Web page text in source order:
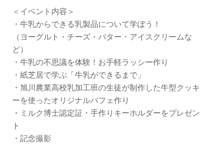
＜イベント内容＞
・牛乳からできる乳製品について学ぼう！
（ヨーグルト・チーズ・バター・アイスクリームな
ど）
・牛乳の不思議を体験！お手軽ラッシー作り
・紙芝居で学ぶ「牛乳ができるまで」
・旭川農業高校乳加工班の生徒が制作した牛型クッキ
ーを使ったオリジナルパフェ作り
・ミルク博士認定証・手作りキーホルダーをプレゼン
ト
・記念撮影